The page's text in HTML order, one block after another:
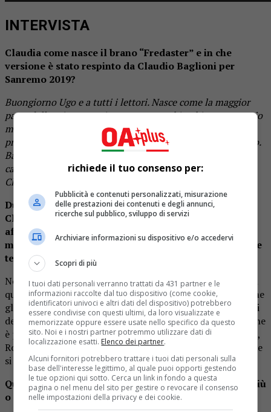
INTERVISTA
Claudia come nasce il brano “Fredaster” e in che
versione è stato respinto da Claudio Baglioni per
Sanremo 2019?
Buongiorno Ugo e a tutti i lettori. Nasce come la maggior
parte delle mie canzoni: con un testo chiacchierato con mio
marito Felice Del Vecchio (che è anche mio pianista) tra un
pranzo e una cena e un vestitino swing per renderlo brioso.
Baglioni non ha respinto la versione, ha respinto la
canzone. Non gli è piaciuto lo swing? Non gli è piaciuta
Claudia Cantisani? Chi mai lo saprà!
Durante la conferenza stampa d’apertura del Festival
Claudio Baglioni si è schierato dalla parte del pop
affermando: «È una delle poche musiche in
movimento, le altre (classica, jazz, folk) sono elitarie e
tendono a conservarsi». Ha ragione?
Non c’è genere più contaminato del jazz e del folk. Solo in
questo momento , al volo, mi vengono in mente nomi come
gli Snarky Puppy o Kamasi Washington e sono produzioni
dell’ultimo decennio! Direi che tendente alla conservazione
è proprio Baglioni e tutto il suo Festival (con Red Canzian,
Ron, Luca Barbarossa… e non finisce qui). E poi… il pop che
si muove chi sarebbe? Giovanni Caccamo?
Quanto il jazz può essere popolare oggi in Italia? Di più
o di meno rispetto al passato?
richiede il tuo consenso per:
Pubblicità e contenuti personalizzati, misurazione
delle prestazioni dei contenuti e degli annunci,
ricerche sul pubblico, sviluppo di servizi
Archiviare informazioni su dispositivo e/o accedervi
Scopri di più
I tuoi dati personali verranno trattati da 431 partner e le
informazioni raccolte dal tuo dispositivo (come cookie,
identificatori univoci e altri dati del dispositivo) potrebbero
essere condivise con questi ultimi, da loro visualizzate e
memorizzate oppure essere usate nello specifico da questo
sito. Noi e i nostri partner potremmo utilizzare dati di
localizzazione esatti. Elenco dei partner.
Alcuni fornitori potrebbero trattare i tuoi dati personali sulla
base dell'interesse legittimo, al quale puoi opporti gestendo
le tue opzioni qui sotto. Cerca un link in fondo a questa
pagina o nel menu del sito per gestire o revocare il consenso
nelle impostazioni della privacy e dei cookie.